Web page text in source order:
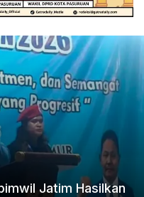
Jatim Hasilkan